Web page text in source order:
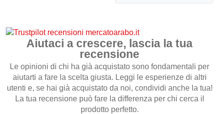
Aiutaci a crescere, lascia la tua
recensione
Le opinioni di chi ha già acquistato sono fondamentali per
aiutarti a fare la scelta giusta. Leggi le esperienze di altri
utenti e, se hai già acquistato da noi, condividi anche la tua!
La tua recensione può fare la differenza per chi cerca il
prodotto perfetto.